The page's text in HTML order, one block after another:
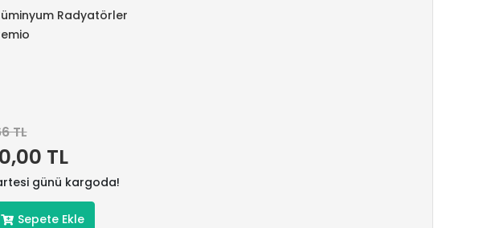
Radyatörler
TL
TL
günü kargoda!
Sepete Ekle